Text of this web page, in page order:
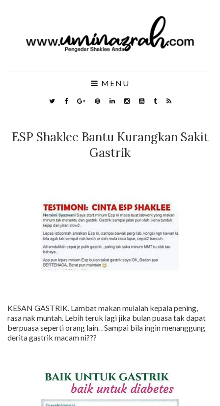
MENU
ESP Shaklee Bantu Kurangkan Sakit
Gastrik
KESAN GASTRIK. Lambat makan mulalah kepala pening,
rasa nak muntah. Lebih teruk lagi jika bulan puasa tak dapat
berpuasa seperti orang lain. . Sampai bila ingin menanggung
derita gastrik macam ni???